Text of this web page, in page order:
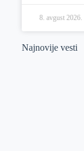
8. avgust 2026.
Najnovije vesti